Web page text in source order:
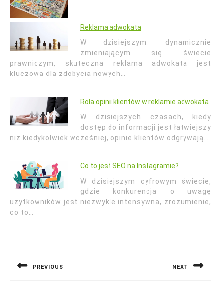
Reklama adwokata
W dzisiejszym, dynamicznie
zmieniającym się świecie
prawniczym, skuteczna reklama adwokata jest
kluczowa dla zdobycia nowych…
Rola opinii klientów w reklamie adwokata
W dzisiejszych czasach, kiedy
dostęp do informacji jest łatwiejszy
niż kiedykolwiek wcześniej, opinie klientów odgrywają…
Co to jest SEO na Instagramie?
W dzisiejszym cyfrowym świecie,
gdzie konkurencja o uwagę
użytkowników jest niezwykle intensywna, zrozumienie,
co to…
PREVIOUS NEXT